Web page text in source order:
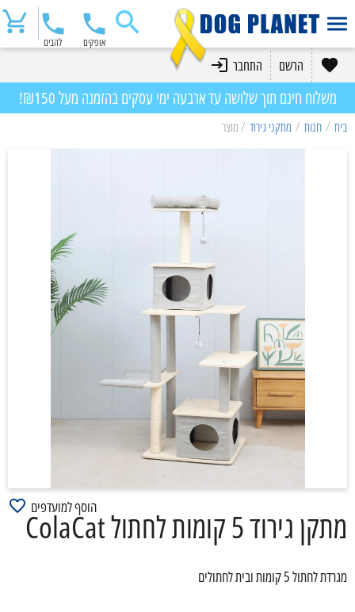
אופקים להבים
הרשם התחבר
משלוח חינם תוך שלושה עד ארבעה ימי עסקים בהזמנה מעל ₪150!
בית / חנות / מתקני גירוד / מוצר
מתקן גירוד 5 קומות לחתול ColaCat הוסף למועדפים
מגרדת לחתול 5 קומות ובית לחתולים